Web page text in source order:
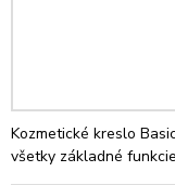
Kozmetické kreslo
všetky základné